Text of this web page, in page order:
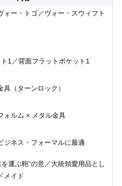
ォー・トゴ／ヴォー・スウィフト
1／背面フラットポケット1
（ターンロック）
ォルム × メタル金具
ジネス・フォーマルに最適
運ぶ鞄”の意／大統領愛用品とし
メイド